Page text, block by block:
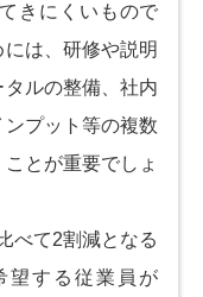
きにくいもので
は、研修や説明
ルの整備、社内
プット等の複数
とが重要でしょ
べて2割減となる
望する従業員が